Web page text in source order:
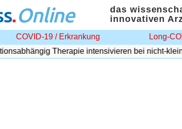
.Online
das
innovativen
COVID-19 / Erkrankung Long-
Therapie intensivieren bei nicht-